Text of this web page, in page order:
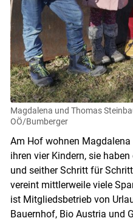
Skip to
Magdalena und Thomas
OÖ/Bumberger
Am Hof wohnen
ihren vier Kindern, sie
und seither Schritt für
vereint mittlerweile viele
ist Mitgliedsbetrieb von
Bauernhof, Bio Austria und